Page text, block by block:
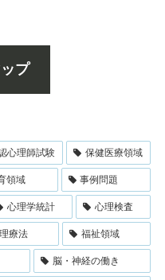
プ
心理師試験 保健医療領域
領域 事例問題
心理学統計 心理検査
療法 福祉領域
脳・神経の働き